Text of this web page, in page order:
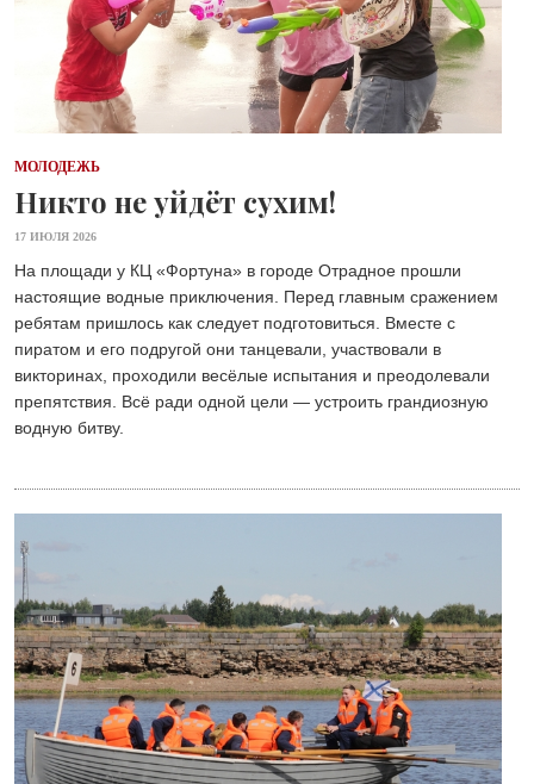
МОЛОДЕЖЬ
Никто не уйдёт сухим!
17 ИЮЛЯ 2026
На площади у КЦ «Фортуна» в городе Отрадное прошли
настоящие водные приключения. Перед главным сражением
ребятам пришлось как следует подготовиться. Вместе с
пиратом и его подругой они танцевали, участвовали в
викторинах, проходили весёлые испытания и преодолевали
препятствия. Всё ради одной цели — устроить грандиозную
водную битву.